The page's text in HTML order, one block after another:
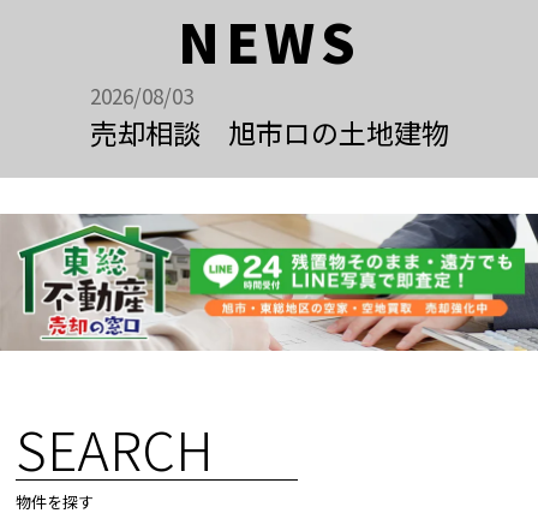
NEWS
2026/08/03
売却相談 旭市ロの土地建物
SEARCH
物件を探す